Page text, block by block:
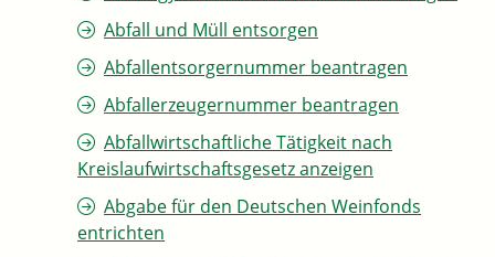
Abfall und Müll entsorgen
Abfallentsorgernummer beantragen
Abfallerzeugernummer beantragen
Abfallwirtschaftliche Tätigkeit nach
Kreislaufwirtschaftsgesetz anzeigen
Abgabe für den Deutschen Weinfonds
entrichten